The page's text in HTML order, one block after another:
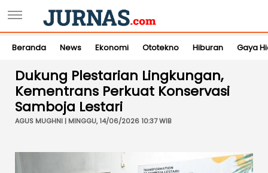
Beranda News Ekonomi Ototekno Hiburan Gaya
Dukung Plestarian Lingkungan,
Kementrans Perkuat Konservasi
Samboja Lestari
AGUS MUGHNI | MINGGU, 14/06/2026 10:37 WIB